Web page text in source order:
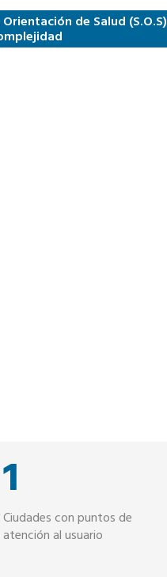
de Salud
1
Ciudades con puntos de
atención al usuario